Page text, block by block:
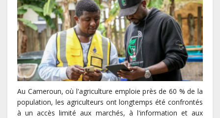
Au Cameroun, où l'agriculture emploie près de 60 % de la
population, les agriculteurs ont longtemps été confrontés
à un accès limité aux marchés, à l'information et aux